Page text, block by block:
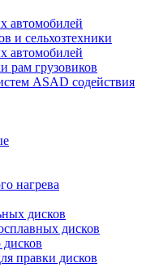
автомобилей
и сельхозтехники
автомобилей
рам грузовиков
ASAD содействия
нагрева
дисков
дисков
правки дисков